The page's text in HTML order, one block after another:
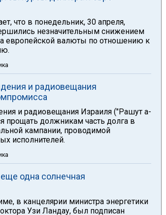
что в понедельник, 30 апреля,
незначительным снижением
европейской валюты по отношению к
и радиовещания
и радиовещания Израиля ("Рашут а-
прощать должникам часть долга в
кампании, проводимой
исполнителей.
одна солнечная
в канцелярии министра энергетики
Узи Ландау, был подписан